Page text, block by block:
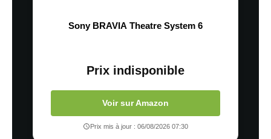
Sony BRAVIA Theatre System 6
Prix indisponible
Voir sur Amazon
Prix mis à jour : 06/08/2026 07:30